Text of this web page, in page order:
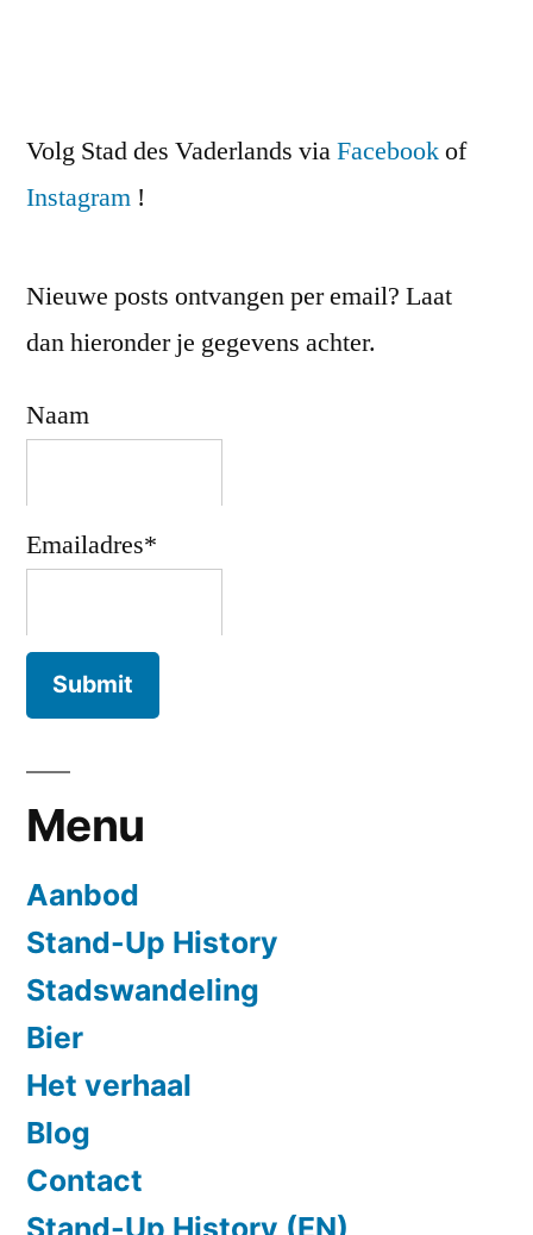
Volg Stad des Vaderlands viaFacebookof
Instagram !
Nieuwe posts ontvangen per email? Laat
dan hieronder je gegevens achter.
Naam
Emailadres*
Menu
Aanbod
Stand-Up History
Stadswandeling
Bier
Het verhaal
Blog
Contact